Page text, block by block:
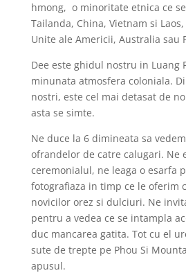
hmong, o minoritate etnica ce
Tailanda, China, Vietnam si
Unite ale Americii, Australia sau
Dee este ghidul nostru in Luang
minunata atmosfera coloniala.
nostri, este cel mai detasat de
asta se simte.
Ne duce la 6 dimineata sa
ofrandelor de catre calugari. Ne
ceremonialul, ne leaga o esarfa
fotografiaza in timp ce le oferim
novicilor orez si dulciuri. Ne
pentru a vedea ce se intampla
duc mancarea gatita. Tot cu el
sute de trepte pe Phou Si
apusul.